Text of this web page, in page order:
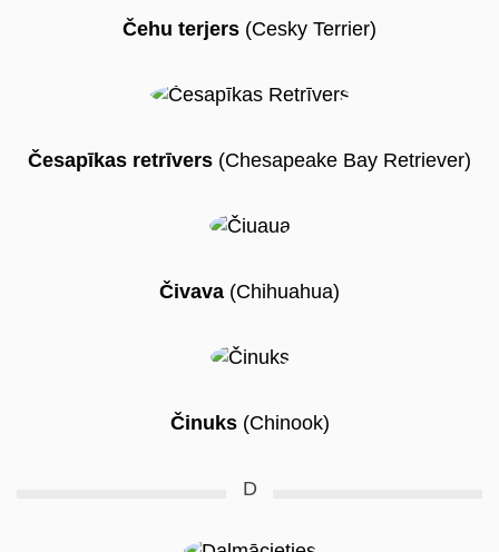
Čehu terjers (Cesky Terrier)
Česapīkas retrīvers (Chesapeake Bay Retriever)
Čivava (Chihuahua)
Činuks(Chinook)
D